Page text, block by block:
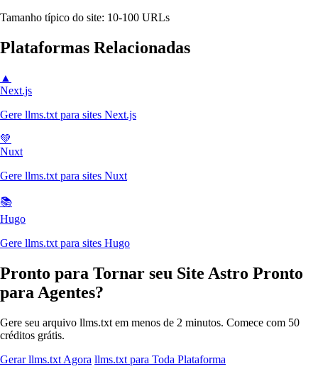
Tamanho típico do site: 10-100 URLs
Plataformas Relacionadas
▲
Next.js
Gere llms.txt para sites Next.js
💚
Nuxt
Gere llms.txt para sites Nuxt
📚
Hugo
Gere llms.txt para sites Hugo
Pronto para Tornar seu Site Astro Pronto
para Agentes?
Gere seu arquivo llms.txt em menos de 2 minutos. Comece com 50
créditos grátis.
Gerar llms.txt Agora llms.txt para Toda Plataforma